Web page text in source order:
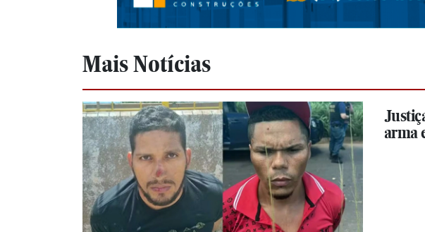
Mais Notícias
arma